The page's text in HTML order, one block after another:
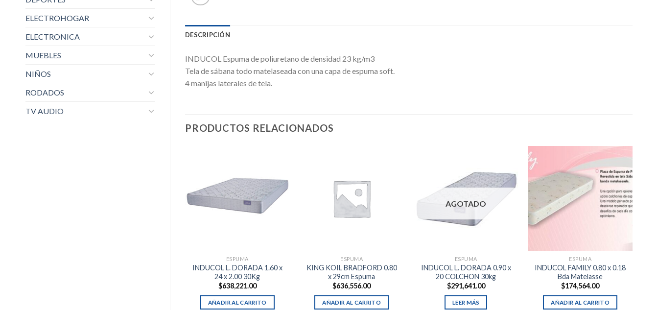
ELECTROHOGAR
ELECTRONICA
MUEBLES
NIÑOS
RODADOS
TV AUDIO
DESCRIPCIÓN
INDUCOL Espuma de poliuretano de densidad 23 kg/m3
Tela de sábana todo matelaseada con una capa de espuma soft.
4 manijas laterales de tela.
PRODUCTOS RELACIONADOS
ESPUMA
INDUCOL L. DORADA 1.60 x
24 x 2.00 30Kg
$638,221.00
AÑADIR AL CARRITO
ESPUMA
KING KOIL BRADFORD 0.80
x 29cm Espuma
$636,556.00
AÑADIR AL CARRITO
AGOTADO
ESPUMA
INDUCOL L. DORADA 0.90 x
20 COLCHON 30kg
$291,641.00
LEER MÁS
ESPUMA
INDUCOL FAMILY 0.80 x 0.18
Bda Matelasse
$174,564.00
AÑADIR AL CARRITO